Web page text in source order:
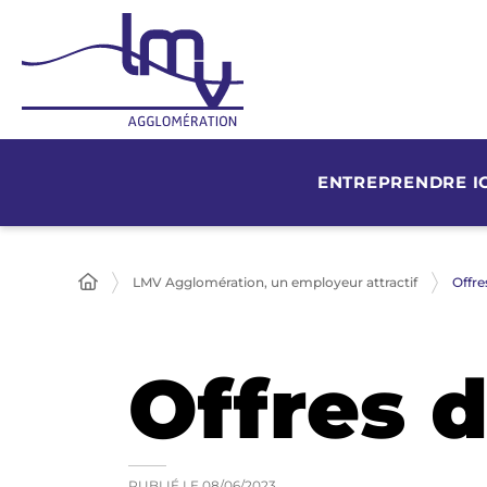
ENTREPRENDRE
LMV Agglomération, un employeur attractif
Offres